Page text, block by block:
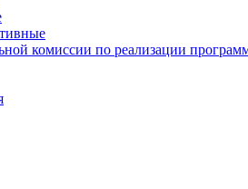
комиссии по реализации